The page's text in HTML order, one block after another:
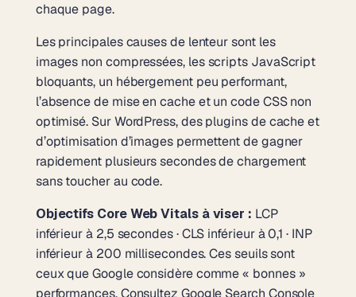
chaque page.
Les principales causes de lenteur sont les
images non compressées, les scripts JavaScript
bloquants, un hébergement peu performant,
l’absence de mise en cache et un code CSS non
optimisé. Sur WordPress, des plugins de cache et
d’optimisation d’images permettent de gagner
rapidement plusieurs secondes de chargement
sans toucher au code.
Objectifs Core Web Vitals à viser : LCP
inférieur à 2,5 secondes · CLS inférieur à 0,1 · INP
inférieur à 200 millisecondes. Ces seuils sont
ceux que Google considère comme « bonnes »
performances. Consultez Google Search Console